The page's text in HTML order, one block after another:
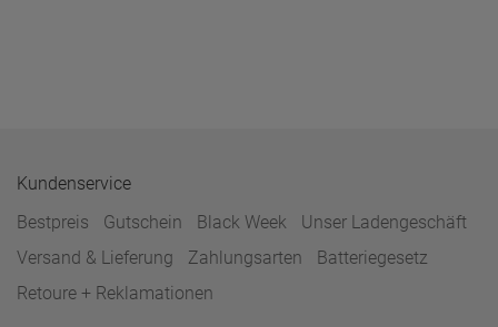
Kundenservice
Bestpreis
Gutschein Black Week
Unser Ladengeschäft
Versand & Lieferung
Zahlungsarten
Batteriegesetz
Retoure + Reklamationen